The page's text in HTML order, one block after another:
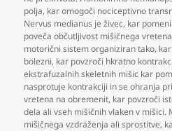
polja, kar omogoči nociceptivno
Nervus medianus je živec, kar
poveča občutljivost mišičnega
motorični sistem organiziran tako,
bolezni, kar povzroči hkratno
ekstrafuzalnih skeletnih mišic kar
nasprotuje kontrakciji in se ohranja
vretena na obremenit, kar povzroči
dela ali vseh mišičnih vlaken v mišici.
mišičnega vzdraženja ali sprostitve,